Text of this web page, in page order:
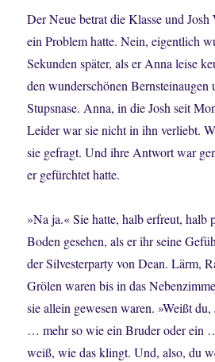
Der Neue betrat die Klasse und Josh
ein Problem hatte. Nein, eigentlich
Sekunden später, als er Anna leise
den wunderschönen Bernsteinaugen
Stupsnase. Anna, in die Josh seit
Leider war sie nicht in ihn verliebt.
sie gefragt. Und ihre Antwort war
er gefürchtet hatte.
»Na ja.« Sie hatte, halb erfreut, halb
Boden gesehen, als er ihr seine
der Silvesterparty von Dean. Lärm,
Grölen waren bis in das
sie allein gewesen waren. »Weißt
… mehr so wie ein Bruder oder ein
weiß, wie das klingt. Und, also, du